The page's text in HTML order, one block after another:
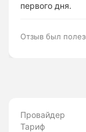
первого дня.
Отзыв был
Провайдер
Тариф